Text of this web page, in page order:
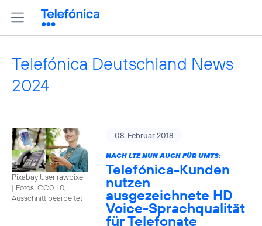
Telefónica Deutschland News
2024
Pixabay User rawpixel
| Fotos: CC0 1.0,
Ausschnitt bearbeitet
08. Februar 2018
NACH LTE NUN AUCH FÜR UMTS:
Telefónica-Kunden
nutzen
ausgezeichnete HD
Voice-Sprachqualität
für Telefonate